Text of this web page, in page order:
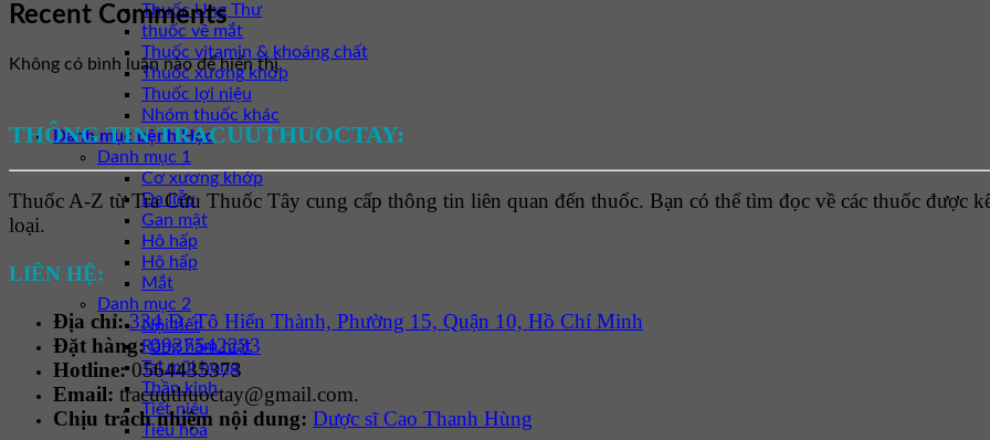
Thuốc Ung Thư
thuốc về mắt
Thuốc vitamin & khoáng chất
Thuốc xương khớp
Thuốc lợi niệu
Nhóm thuốc khác
Danh mục bệnh Học
Danh mục 1
Cơ xương khớp
Da liễu
Gan mật
Hô hấp
Hô hấp
Mắt
Danh mục 2
Nội tiết
Răng hàm mặt
Tai mũi họng
Thần kinh
Tiết niệu
Tiêu hóa
Recent Comments
Không có bình luận nào để hiển thị.
THÔNG TIN TRACUUTHUOCTAY:
Thuốc A-Z từ Tra Cứu Thuốc Tây cung cấp thông tin liên quan đến thuốc. Bạn có thể tìm đọc về các thuốc được
loại.
LIÊN HỆ:
Địa chỉ:334 Đ. Tô Hiến Thành, Phường 15, Quận 10, Hồ Chí Minh
Đặt hàng:0937542233
Hotline:0564435373
Email: tracuuthuoctay@gmail.com.
Chịu trách nhiệm nội dung: Dược sĩ Cao Thanh Hùng